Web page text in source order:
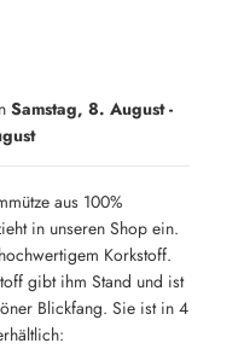
Samstag, 8. August-
aus 100%
in unseren Shop ein.
Korkstoff.
gibt ihm Stand und ist
Blickfang. Sie ist in 4